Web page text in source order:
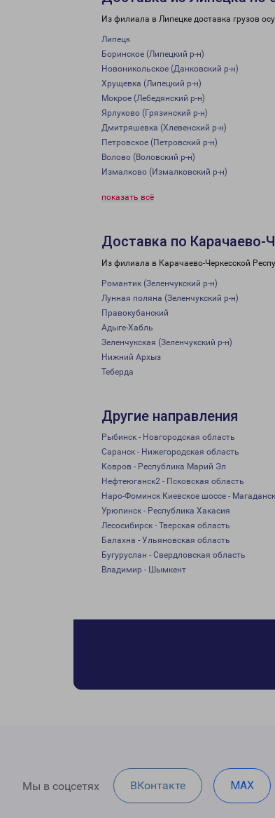
Из филиала в Липецке доставка грузов
Липецк
Боринское (Липецкий р-н)
Новоникольское (Данковский р-н)
Хрущевка (Липецкий р-н)
Мокрое (Лебедянский р-н)
Ярлуково (Грязинский р-н)
Дмитряшевка (Хлевенский р-н)
Петровское (Петровский р-н)
Волово (Воловский р-н)
Измалково (Измалковский р-н)
показать всё
Доставка по Карачаево-
Из филиала в Карачаево-Черкесской
Романтик (Зеленчукский р-н)
Лунная поляна (Зеленчукский р-н)
Правокубанский
Адыге-Хабль
Зеленчукская (Зеленчукский р-н)
Нижний Архыз
Теберда
Другие направления
Рыбинск - Новгородская область
Саранск - Нижегородская область
Ковров - Республика Марий Эл
Нефтеюганск2 - Псковская область
Наро-Фоминск Киевское шоссе -
Урюпинск - Республика Хакасия
Лесосибирск - Тверская область
Балахна - Ульяновская область
Бугуруслан - Свердловская область
Владимир - Шымкент
Мы в соцсетях ВКонтакте MAX